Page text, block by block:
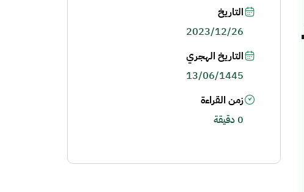
التاريخ
2023/12/26
التاريخ الهجري
13/06/1445
زمن القراءة
0 دقيقة